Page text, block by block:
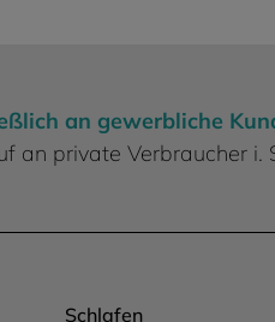
an gewerbliche
an private Verbraucher
Schlafen